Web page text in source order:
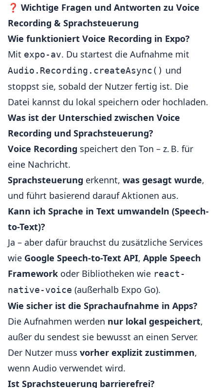
❓ Wichtige Fragen und Antworten zu Voice
Recording & Sprachsteuerung
Wie funktioniert Voice Recording in Expo?
Mit expo-av. Du startest die Aufnahme mit
Audio.Recording.createAsync() und
stoppst sie, sobald der Nutzer fertig ist. Die
Datei kannst du lokal speichern oder hochladen.
Was ist der Unterschied zwischen Voice
Recording und Sprachsteuerung?
Voice Recording speichert den Ton – z. B. für
eine Nachricht.
Sprachsteuerung erkennt, was gesagt wurde,
und führt basierend darauf Aktionen aus.
Kann ich Sprache in Text umwandeln (Speech-
to-Text)?
Ja – aber dafür brauchst du zusätzliche Services
wie Google Speech-to-Text API, Apple Speech
Framework oder Bibliotheken wie react-
native-voice (außerhalb Expo Go).
Wie sicher ist die Sprachaufnahme in Apps?
Die Aufnahmen werden nur lokal gespeichert,
außer du sendest sie bewusst an einen Server.
Der Nutzer muss vorher explizit zustimmen,
wenn Audio verwendet wird.
Ist Sprachsteuerung barrierefrei?